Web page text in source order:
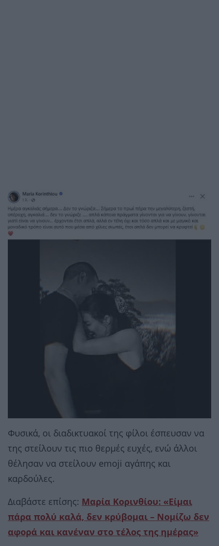
Φυσικά, οι διαδικτυακοί της φίλοι έσπευσαν να
της στείλουν τις πιο θερμές ευχές, ενώ άλλοι
θέλησαν να στείλουν emoji αγάπης και
καρδούλες.
Διαβάστε επίσης: Μαρία Κορινθίου: «Είμαι
πάρα πολύ καλά, δεν κρύβομαι – Νομίζω δεν
αφορά και κανέναν στο τέλος της ημέρας»